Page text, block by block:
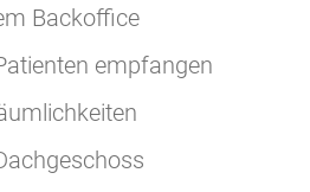
Backoffice
empfangen